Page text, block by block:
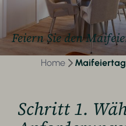
Feiern Sie den
Home Maifeiertag
Schritt 1.